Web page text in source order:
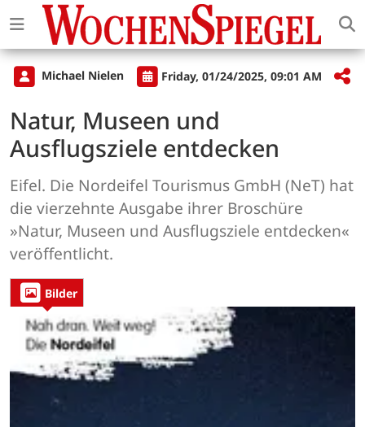
Michael Nielen Friday, 01/24/2025, 09:01 AM
Natur, Museen und
Ausflugsziele entdecken
Eifel. Die Nordeifel Tourismus GmbH (NeT) hat
die vierzehnte Ausgabe ihrer Broschüre
»Natur, Museen und Ausflugsziele entdecken«
veröffentlicht.
Bilder